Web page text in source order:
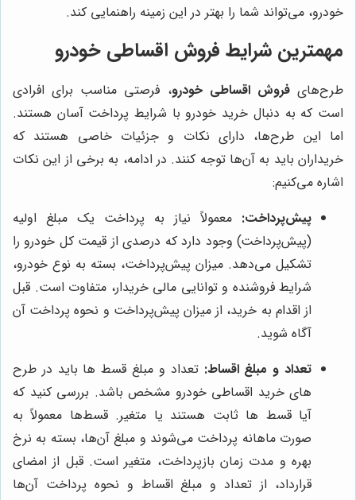
خودرو، می‌تواند شما را بهتر در این زمینه راهنمایی کند.
مهمترین شرایط فروش اقساطی خودرو
طرح‌هایفروش اقساطی خودرو، فرصتی مناسب برای افرادی
است که به دنبال خرید خودرو با شرایط پرداخت آسان هستند.
اما این طرح‌ها، دارای نکات و جزئیات خاصی هستند که
خریداران باید به آن‌ها توجه کنند. در ادامه، به برخی از این نکات
اشاره می‌کنیم:
پیش‌پرداخت: معمولاً نیاز به پرداخت یک مبلغ اولیه
(پیش‌پرداخت) وجود دارد که درصدی از قیمت کل خودرو را
تشکیل می‌دهد. میزان پیش‌پرداخت، بسته به نوع خودرو،
شرایط فروشنده و توانایی مالی خریدار، متفاوت است. قبل
از اقدام به خرید، از میزان پیش‌پرداخت و نحوه پرداخت آن
آگاه شوید.
تعداد و مبلغ اقساط: تعداد و مبلغ قسط ها باید در طرح
های خرید اقساطی خودرو مشخص باشد. بررسی کنید که
آیا قسط ها ثابت هستند یا متغیر. قسط‌ها معمولاً به
صورت ماهانه پرداخت می‌شوند و مبلغ آن‌ها، بسته به نرخ
بهره و مدت زمان بازپرداخت، متغیر است. قبل از امضای
قرارداد، از تعداد و مبلغ اقساط و نحوه پرداخت آن‌ها